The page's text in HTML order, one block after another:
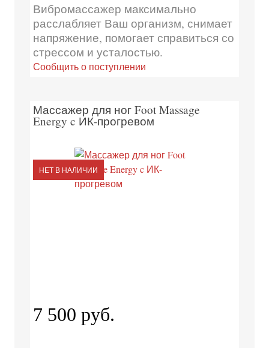
Вибромассажер максимально
расслабляет Ваш организм, снимает
напряжение, помогает справиться со
стрессом и усталостью.
Сообщить о поступлении
Массажер для ног Foot Massage
Energy c ИК-прогревом
НЕТ В НАЛИЧИИ
7 500 руб.